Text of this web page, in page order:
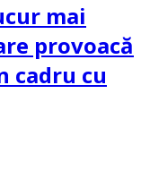
mai
provoacă
cadru cu